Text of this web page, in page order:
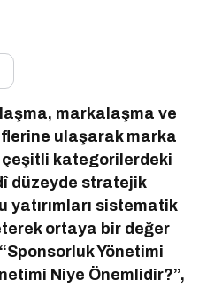
markalaşma ve
ulaşarak marka
kategorilerdeki
düzeyde stratejik
yatırımları sistematik
ortaya bir değer
Yönetimi
Niye Önemlidir?”,